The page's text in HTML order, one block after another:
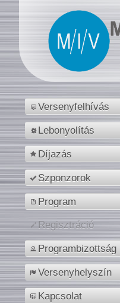
Versenyfelhívás
Lebonyolítás
Díjazás
Szponzorok
Program
Regisztráció
Programbizottság
Versenyhelyszín
Kapcsolat